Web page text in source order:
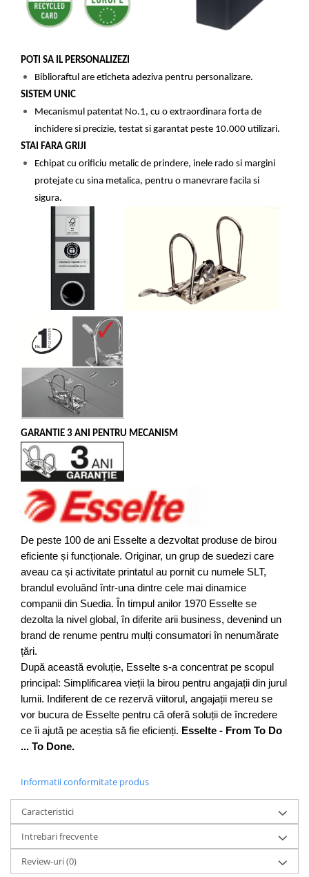
Suporturi si huse telefoane &
tablete
Ergnonomice
Audio
Boxe portabile
Casti
Tehnica si mobilier pentru birou
Laminatoare
Folii laminare
Accesorii mobilier
Ghilotine și Trimmere
Calculatoare de birou
Distrugatoare documente
Cosuri de gunoi pentru birou
Scaune, birouri si produse
ergonomice
Masini de legat, indosariat si
accesorii
Protocol si HORECA
Apa si bauturi racoritoare
Cafea, ceai, zahar, lapte
Casa si bucatarie
Cani si pahare
Bucatarie si servire
Textile si confort pentru casa
Decor si interior
Seturi si accesorii pentru vin
Rucsacuri si articole de calatorie
Rucsacuri
Trollere, genti si accesorii de voiaj
Genti de umar si borsete
Genti, huse si rucsacuri de laptop
Genti de plaja si cumparaturi
Portofele si portcarduri RFID
Sport si accesorii outdoor
Sticle, cani si termosuri to go
Sport, jocuri si accesorii
Plaja si relaxare
Genti frigorifice
Ochelari de soare
Lanyards si brelocuri
Umbrele
POTI SA IL PERSONALIZEZI
Biblioraftul are eticheta adeziva pentru personalizare.
SISTEM UNIC
Mecanismul patentat No.1, cu o extraordinara forta de
inchidere si precizie, testat si garantat peste 10.000 utilizari.
STAI FARA GRIJI
Echipat cu orificiu metalic de prindere, inele rado si margini
protejate cu sina metalica, pentru o manevrare facila si
sigura.
GARANTIE 3 ANI PENTRU MECANISM
De peste 100 de ani Esselte a dezvoltat produse de birou
eficiente și funcționale. Originar, un grup de suedezi care
aveau ca și activitate printatul au pornit cu numele SLT,
brandul evoluând într-una dintre cele mai dinamice
companii din Suedia. În timpul anilor 1970 Esselte se
dezolta la nivel global, în diferite arii business, devenind un
brand de renume pentru mulți consumatori în nenumărate
țări.
După această evoluție, Esselte s-a concentrat pe scopul
principal: Simplificarea vieții la birou pentru angajații din jurul
lumii. Indiferent de ce rezervă viitorul, angajații mereu se
vor bucura de Esselte pentru că oferă soluții de încredere
ce îi ajută pe aceștia să fie eficienți. Esselte - From To Do
... To Done.
Informatii conformitate produs
Caracteristici
Intrebari frecvente
Review-uri(0)